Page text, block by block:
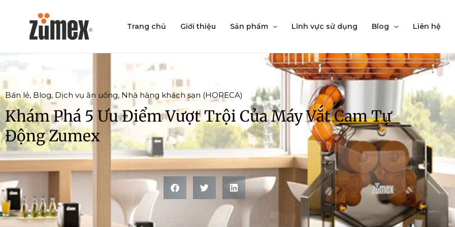
content
Trang chủ Giới thiệu Sản phẩm Lĩnh vực sử dụng Blog Liên hệ
Bán lẻ, Blog, Dịch vụ ăn uống, Nhà hàng khách sạn (HORECA)
Khám Phá 5 Ưu Điểm Vượt Trội Của Máy Vắt Cam Tự
Động Zumex